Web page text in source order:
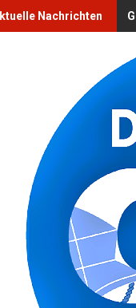
Nachrichten